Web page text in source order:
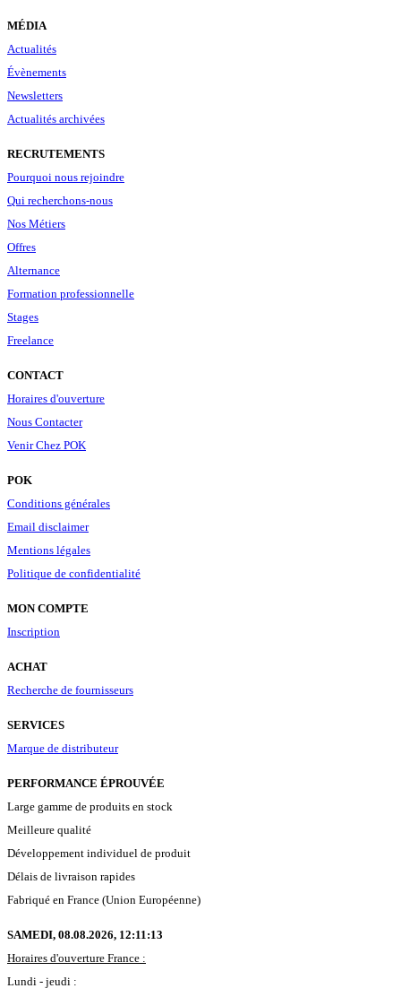
MÉDIA
Actualités
Évènements
Newsletters
Actualités archivées
RECRUTEMENTS
Pourquoi nous rejoindre
Qui recherchons-nous
Nos Métiers
Offres
Alternance
Formation professionnelle
Stages
Freelance
CONTACT
Horaires d'ouverture
Nous Contacter
Venir Chez POK
POK
Conditions générales
Email disclaimer
Mentions légales
Politique de confidentialité
MON COMPTE
Inscription
ACHAT
Recherche de fournisseurs
SERVICES
Marque de distributeur
PERFORMANCE ÉPROUVÉE
Large gamme de produits en stock
Meilleure qualité
Développement individuel de produit
Délais de livraison rapides
Fabriqué en France (Union Européenne)
SAMEDI, 08.08.2026, 12:11:13
Horaires d'ouverture France :
Lundi - jeudi :